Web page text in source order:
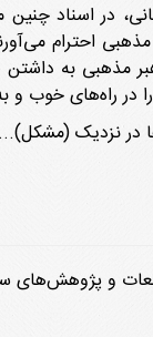
در اسناد
احترام
مذهبی به
در راه‌های
نزدیک (مشکل)...
سند شماره 9: 3 فوریه 1978 -